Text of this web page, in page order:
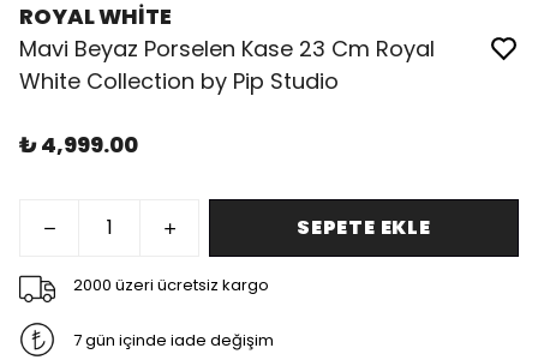
ROYAL WHİTE
Mavi Beyaz Porselen Kase 23 Cm Royal
White Collection by Pip Studio
₺ 4,999.00
SEPETE EKLE
2000 üzeri ücretsiz kargo
7 gün içinde iade değişim